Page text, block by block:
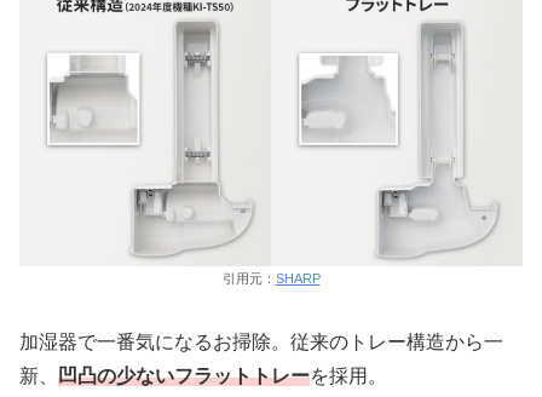
引用元： SHARP
加湿器で一番気になるお掃除。従来のトレー構造から一
新、 凹凸の少ないフラットトレーを採用。